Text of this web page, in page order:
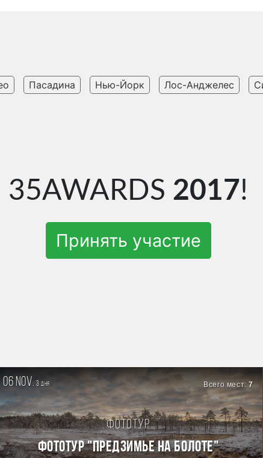
Пасадина Нью-Йорк Лос-Анджелес
35AWARDS 2017!
Принять участие
06 nov. 3дня Всего мест:7
Фототур
ФОТОТУР "ПРЕДЗИМЬЕ НА БОЛОТЕ"